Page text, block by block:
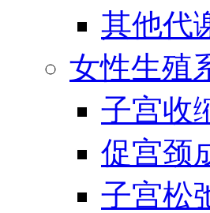
其他代
女性生殖
子宫收
促宫颈
子宫松